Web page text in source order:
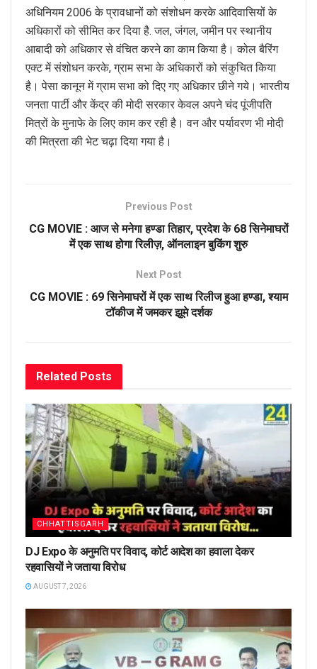
अधिनियम 2006 के प्रावधानों को संशोधन करके आदिवासियों के
अधिकारों को सीमित कर दिया है. जल, जंगल, जमीन पर स्थानीय
आबादी को अधिकार से वंचित करने का काम किया है। कोल बैरिंग
एक्ट में संशोधन करके, ग्राम सभा के अधिकारों को संकुचित किया
है। पेसा कानून में ग्राम सभा को दिए गए अधिकार छीने गये। भारतीय
जनता पार्टी और केंद्र की मोदी सरकार केवल अपने चंद पूंजीपति
मित्रों के मुनाफे के लिए काम कर रही है। वन और पर्यावरण भी मोदी
की मित्रता की भेट चढ़ा दिया गया है।
Previous Post
CG MOVIE : आज से मनेगा हण्डा तिहार, प्रदेश के 68 सिनेमाघरों
में एक साथ होगा रिलीज़, ऑनलाइन बुकिंग शुरु
Next Post
CG MOVIE : 69 सिनेमाघरों में एक साथ रिलीज हुआ हण्डा, श्याम
टॉकीज में जमकर झूमे दर्शक
Related Posts
CHHATTISGARH
DJ Expo के अनुमति पर विवाद, कोर्ट आदेश का हवाला देकर
रहवासियों ने जताया विरोध
AUGUST 7, 2026